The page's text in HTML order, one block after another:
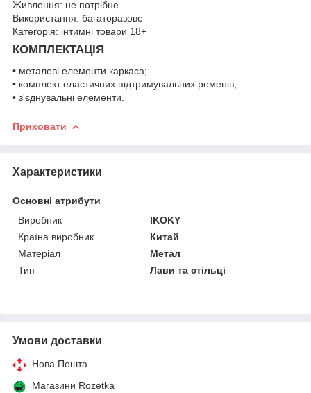
Живлення: не потрібне
Використання: багаторазове
Категорія: інтимні товари 18+
КОМПЛЕКТАЦІЯ
• металеві елементи каркаса;
• комплект еластичних підтримувальних ременів;
• з'єднувальні елементи.
Приховати
Характеристики
Основні атрибути
Виробник
IKOKY
Країна виробник
Китай
Матеріал
Метал
Тип
Лави та стільці
Умови доставки
Нова Пошта
Магазини Rozetka